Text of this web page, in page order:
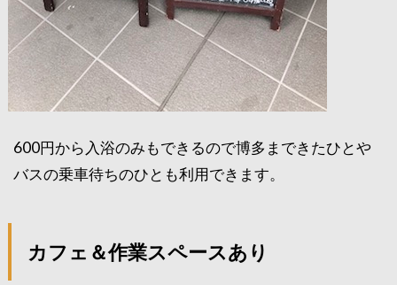
600円から入浴のみもできるので博多まできたひとや
バスの乗車待ちのひとも利用できます。
カフェ＆作業スペースあり